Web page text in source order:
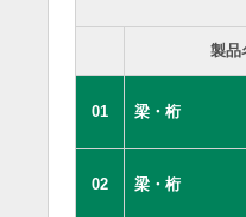
製品
01 梁・桁
02 梁・桁